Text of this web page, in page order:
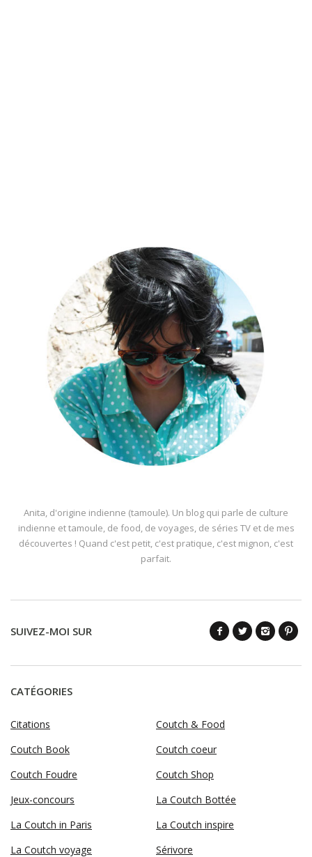
Anita, d'origine indienne (tamoule). Un blog qui parle de culture
indienne et tamoule, de food, de voyages, de séries TV et de mes
découvertes ! Quand c'est petit, c'est pratique, c'est mignon, c'est
parfait.
SUIVEZ-MOI SUR
CATÉGORIES
Citations
Coutch & Food
Coutch Book
Coutch coeur
Coutch Foudre
Coutch Shop
Jeux-concours
La Coutch Bottée
La Coutch in Paris
La Coutch inspire
La Coutch voyage
Sérivore